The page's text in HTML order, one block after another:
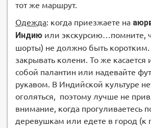
тот же маршрут.
Одежда: когда приезжаете на
Индию или экскурсию…помните,
шорты) не должно быть
закрывать колени. То же касается
собой палантин или надевайте
рукавом. В Индийской культуре
оголяться, поэтому лучше не
внимание, когда прогуливаетесь
деревушкам или едете в город (к